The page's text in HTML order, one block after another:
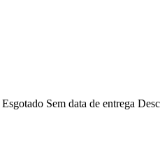
Esgotado Sem data de entrega